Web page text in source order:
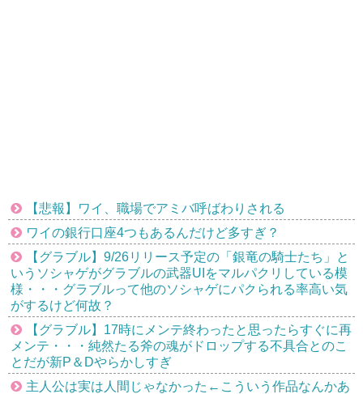
【悲報】ワイ、職場でアミバ呼ばわりされる
ワイの銀行口座4つもあるんだけど多すぎ？
【グラブル】9/26リリース予定の「銀竜の騎士たち」と
いうソシャゲがグラブルの武器UIをマルパクリしている模
様・・・グラブルって他のソシャゲにパクられる率高い気
がするけど何故？
【グラブル】17時にメンテ終わったと思ったらすぐに再
メンテ・・・純然たる斧の魂がドロップする不具合とのこ
とだが新P＆Dやらかしすぎ
主人公は実は人間じゃなかった←こういう作品なんかあ